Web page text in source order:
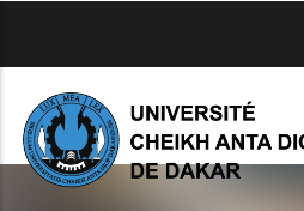
principal